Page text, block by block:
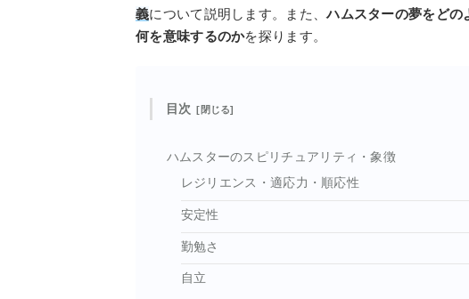
義について説明します。また、ハムスターの夢をどの
何を意味するのかを探ります。
目次
ハムスターのスピリチュアリティ・象徴
レジリエンス・適応力・順応性
安定性
勤勉さ
自立